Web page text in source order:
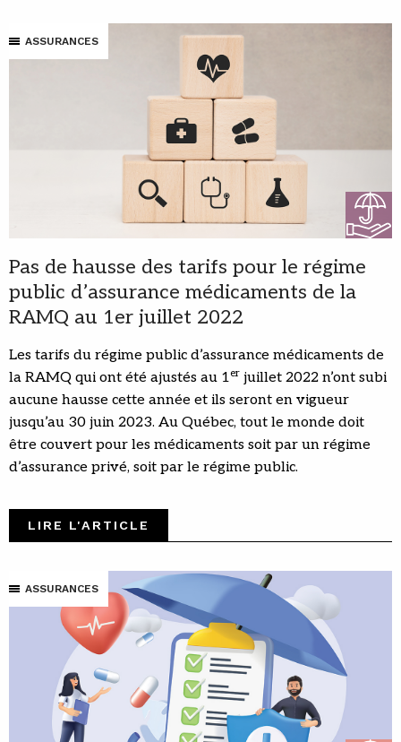
ASSURANCES
Pas de hausse des tarifs pour le régime
public d’assurance médicaments de la
RAMQ au 1er juillet 2022
Les tarifs du régime public d’assurance médicaments de
la RAMQ qui ont été ajustés au 1er juillet 2022 n’ont subi
aucune hausse cette année et ils seront en vigueur
jusqu’au 30 juin 2023. Au Québec, tout le monde doit
être couvert pour les médicaments soit par un régime
d’assurance privé, soit par le régime public.
LIRE L'ARTICLE
ASSURANCES